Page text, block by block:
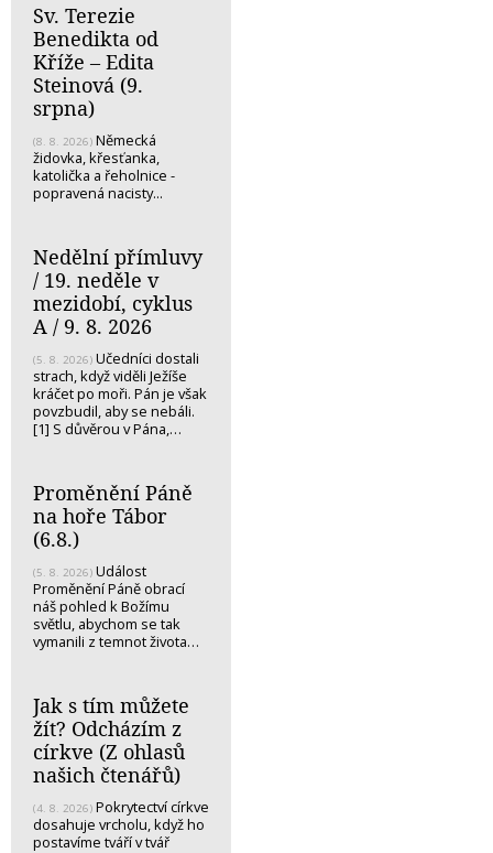
Sv. Terezie
Benedikta od
Kříže – Edita
Steinová (9.
srpna)
(8. 8. 2026) Německá
židovka, křesťanka,
katolička a řeholnice -
popravená nacisty...
Nedělní přímluvy
/ 19. neděle v
mezidobí, cyklus
A / 9. 8. 2026
(5. 8. 2026) Učedníci dostali
strach, když viděli Ježíše
kráčet po moři. Pán je však
povzbudil, aby se nebáli.
[1] S důvěrou v Pána,…
Proměnění Páně
na hoře Tábor
(6.8.)
(5. 8. 2026) Událost
Proměnění Páně obrací
náš pohled k Božímu
světlu, abychom se tak
vymanili z temnot života…
Jak s tím můžete
žít? Odcházím z
církve (Z ohlasů
našich čtenářů)
(4. 8. 2026) Pokrytectví církve
dosahuje vrcholu, když ho
postavíme tváří v tvář